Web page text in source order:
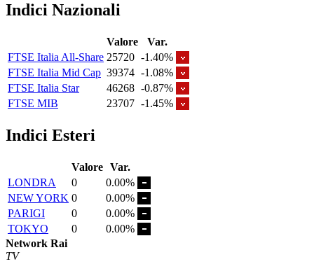
Indici Nazionali
Valore
Var.
FTSE Italia All-Share 25720 -1.40%
FTSE Italia Mid Cap 39374 -1.08%
FTSE Italia Star
46268 -0.87%
FTSE MIB
23707 -1.45%
Indici Esteri
Valore Var.
LONDRA
0
0.00%
NEW YORK 0
0.00%
PARIGI
0
0.00%
TOKYO
0
0.00%
Network Rai
TV